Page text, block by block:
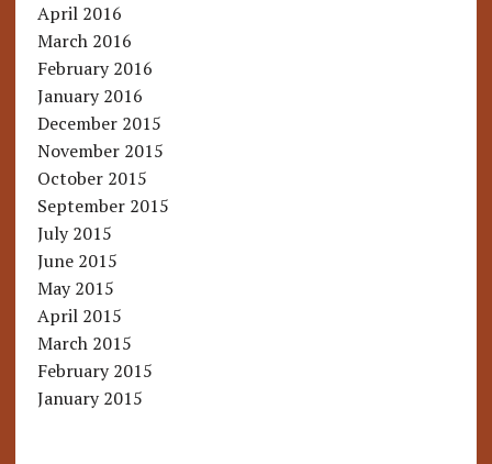
April 2016
March 2016
February 2016
January 2016
December 2015
November 2015
October 2015
September 2015
July 2015
June 2015
May 2015
April 2015
March 2015
February 2015
January 2015